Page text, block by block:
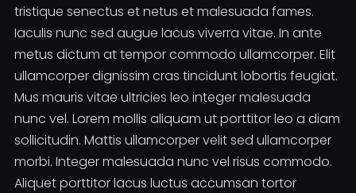
tristique senectus et netus et malesuada fames.
Iaculis nunc sed augue lacus viverra vitae. In ante
metus dictum at tempor commodo ullamcorper. Elit
ullamcorper dignissim cras tincidunt lobortis feugiat.
Mus mauris vitae ultricies leo integer malesuada
nunc vel. Lorem mollis aliquam ut porttitor leo a diam
sollicitudin. Mattis ullamcorper velit sed ullamcorper
morbi. Integer malesuada nunc vel risus commodo.
Aliquet porttitor lacus luctus accumsan tortor